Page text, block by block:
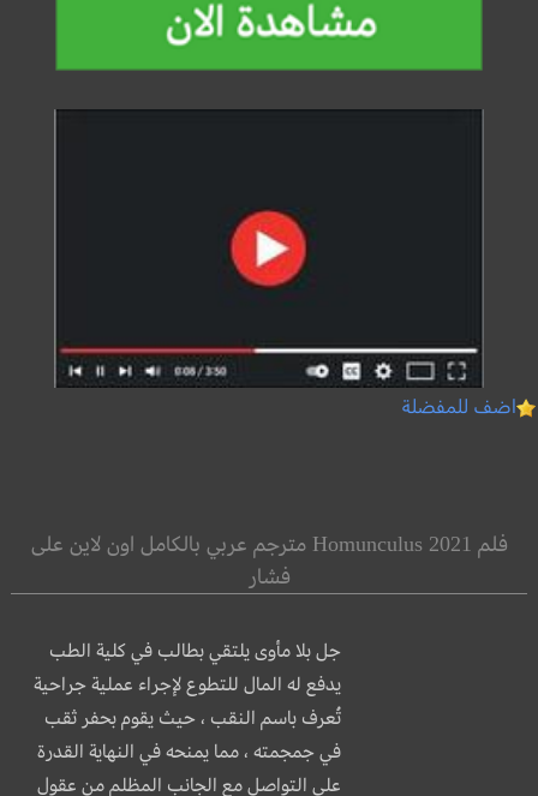
اضف للمفضلة
فلم Homunculus 2021 مترجم عربي بالكامل اون لاين على
فشار
جل بلا مأوى يلتقي بطالب في كلية الطب
يدفع له المال للتطوع لإجراء عملية جراحية
تُعرف باسم النقب ، حيث يقوم بحفر ثقب
في جمجمته ، مما يمنحه في النهاية القدرة
على التواصل مع الجانب المظلم من عقول